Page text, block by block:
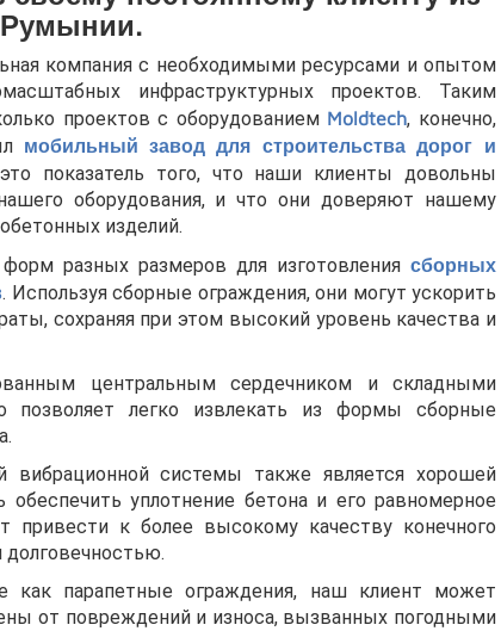
Румынии.
компания с необходимыми ресурсами и опытом
инфраструктурных проектов. Таким
проектов с оборудованием Moldtech, конечно,
мобильный завод для строительства дорог и
показатель того, что наши клиенты довольны
оборудования, и что они доверяют нашему
изделий.
разных размеров для изготовления сборных
. Используя сборные ограждения, они могут ускорить
сохраняя при этом высокий уровень качества и
центральным сердечником и складными
позволяет легко извлекать из формы сборные
вибрационной системы также является хорошей
уплотнение бетона и его равномерное
к более высокому качеству конечного
как парапетные ограждения, наш клиент может
от повреждений и износа, вызванных погодными